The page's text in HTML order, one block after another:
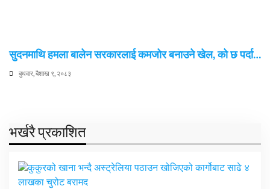
सुदनमाथि हमला बालेन सरकारलाई कमजोर बनाउने खेल, को छ पर्दा…
बुधवार, बैशाख ९, २०८३
भर्खरै प्रकाशित